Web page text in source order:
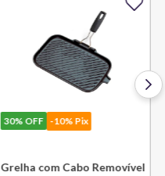
30%OFF -10% Pix
Grelha com Cabo Removível